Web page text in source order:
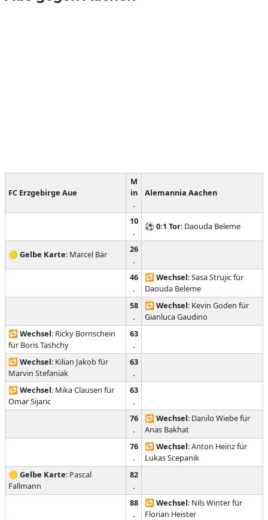
FC Erzgebirge Aue
M
in
.
Alemannia Aachen
10
.
⚽ 0:1 Tor: Daouda Beleme
🟡 Gelbe Karte: Marcel Bär
26
.
46
.
🔁 Wechsel: Sasa Strujic für
Daouda Beleme
58
.
🔁 Wechsel: Kevin Goden für
Gianluca Gaudino
🔁 Wechsel: Ricky Bornschein
für Boris Tashchy
63
.
🔁 Wechsel: Kilian Jakob für
Marvin Stefaniak
63
.
🔁 Wechsel: Mika Clausen für
Omar Sijaric
63
.
76
.
🔁 Wechsel: Danilo Wiebe für
Anas Bakhat
76
.
🔁 Wechsel: Anton Heinz für
Lukas Scepanik
🟡 Gelbe Karte: Pascal
Fallmann
82
.
88
.
🔁 Wechsel: Nils Winter für
Florian Heister